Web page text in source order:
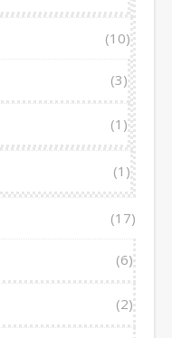
(10)
(3)
(1)
(1)
(17)
(6)
(2)